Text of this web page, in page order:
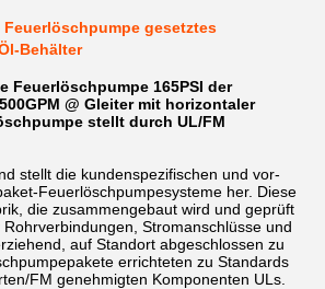
gesetztes
Behälter
Feuerlöschpumpe 165PSI der
@ Gleiter mit horizontaler
stellt durch UL/FM
stellt die kundenspezifischen und vor-
Feuerlöschpumpesysteme her. Diese
die zusammengebaut wird und geprüft
Stromanschlüsse und
auf Standort abgeschlossen zu
errichteten zu Standards
FM genehmigten Komponenten ULs.